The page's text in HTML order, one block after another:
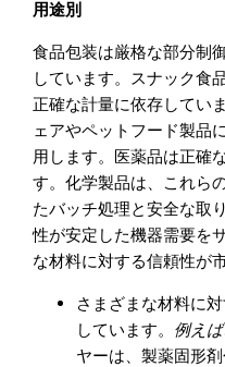
用途別
食品包装は厳格な部分制
しています。スナック食
正確な計量に依存してい
ェアやペットフード製品
用します。医薬品は正確
す。化学製品は、これら
たバッチ処理と安全な取
性が安定した機器需要を
な材料に対する信頼性が
さまざまな材料に
しています。 例えば
ヤーは、製薬固形